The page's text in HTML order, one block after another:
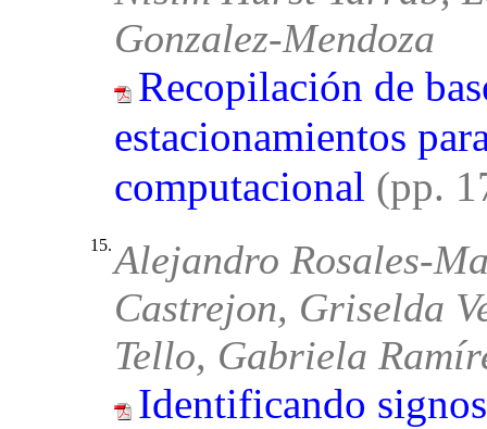
Gonzalez-Mendoza
Recopilación de
estacionamientos
computacional (pp.
15.Alejandro Rosales-
Castrejon, Griselda
Tello, Gabriela
Identificando